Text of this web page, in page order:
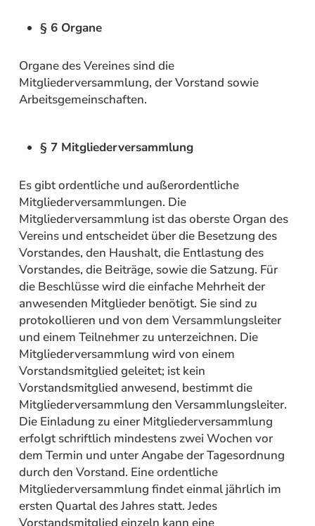
§ 6 Organe
Organe des Vereines sind die
Mitgliederversammlung, der Vorstand sowie
Arbeitsgemeinschaften.
§ 7 Mitgliederversammlung
Es gibt ordentliche und außerordentliche
Mitgliederversammlungen. Die
Mitgliederversammlung ist das oberste Organ des
Vereins und entscheidet über die Besetzung des
Vorstandes, den Haushalt, die Entlastung des
Vorstandes, die Beiträge, sowie die Satzung. Für
die Beschlüsse wird die einfache Mehrheit der
anwesenden Mitglieder benötigt. Sie sind zu
protokollieren und von dem Versammlungsleiter
und einem Teilnehmer zu unterzeichnen. Die
Mitgliederversammlung wird von einem
Vorstandsmitglied geleitet; ist kein
Vorstandsmitglied anwesend, bestimmt die
Mitgliederversammlung den Versammlungsleiter.
Die Einladung zu einer Mitgliederversammlung
erfolgt schriftlich mindestens zwei Wochen vor
dem Termin und unter Angabe der Tagesordnung
durch den Vorstand. Eine ordentliche
Mitgliederversammlung findet einmal jährlich im
ersten Quartal des Jahres statt. Jedes